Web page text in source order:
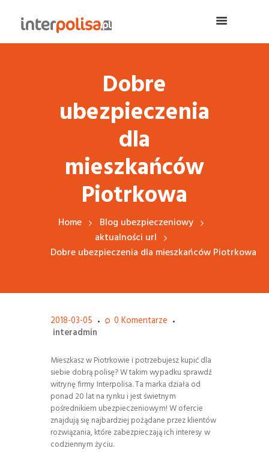
Dobre
ubezpieczenia
dla
mieszkańców
Piotrkowa
Home
Blog ubezpieczeniowy
aktualności url
Dobre ubezpieczenia dla mieszkańców Piotrkowa
2018-03-05 0 Komentarze
interadmin
Mieszkasz w Piotrkowie i potrzebujesz kupić dla
siebie dobrą polisę? W takim wypadku sprawdź
witrynę firmy Interpolisa. Ta marka działa od
ponad 20 lat na rynku i jest świetnym
pośrednikiem ubezpieczeniowym! W ofercie
znajdują się najbardziej pożądane przez klientów
rozwiązania, które zabezpieczają ich interesy w
codziennym życiu.